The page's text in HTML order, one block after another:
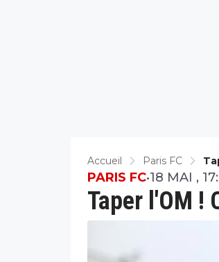
Accueil Paris FC
Taper l'OM !
PARIS FC•18 MAI ,